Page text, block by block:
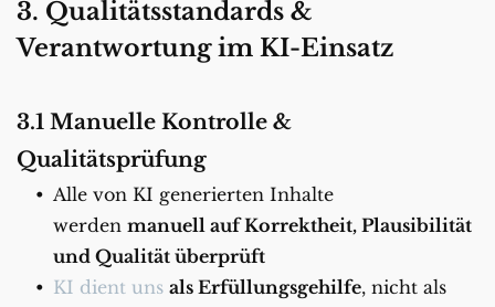
3. Qualitätsstandards &
Verantwortung im KI-Einsatz
3.1 Manuelle Kontrolle &
Qualitätsprüfung
Alle von KI generierten Inhalte
werden manuell auf Korrektheit, Plausibilität
und Qualität überprüft
KI dient uns als Erfüllungsgehilfe, nicht als